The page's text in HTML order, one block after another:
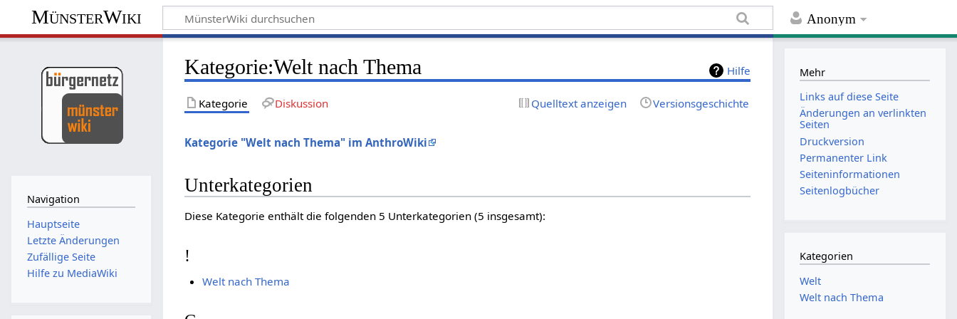
Anonym
MünsterWiki
Hilfe
Kategorie:Welt nach Thema
Kategorie Diskussion Quelltext anzeigen Versionsgeschichte
Kategorie "Welt nach Thema" im AnthroWiki
Unterkategorien
Diese Kategorie enthält die folgenden 5 Unterkategorien (5 insgesamt):
!
Welt nach Thema
Navigation
Hauptseite
Letzte Änderungen
Zufällige Seite
Hilfe zu MediaWiki
Mehr
Links auf diese Seite
Änderungen an verlinkten
Seiten
Druckversion
Permanenter Link
Seiten­informationen
Seitenlogbücher
Kategorien
Welt
Welt nach Thema